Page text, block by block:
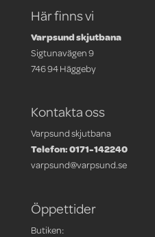
Här finns vi
Varpsund skjutbana
Sigtunavägen 9
746 94 Häggeby
Kontakta oss
Varpsund skjutbana
Telefon: 0171-142240
varpsund@varpsund.se
Öppettider
Butiken: